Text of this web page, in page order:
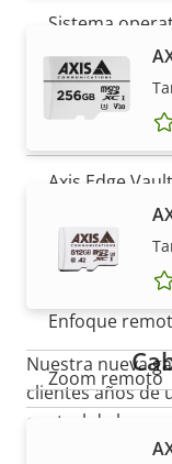
Descripción
propiedad
Sistema
Arranque
Secure
Axis Edge Vault
General
Descripción
de
propiedad
Enfoque
Zoom remoto
Más
cliente
Nuestra nueva
clientes años de
control de los
la factura, lo